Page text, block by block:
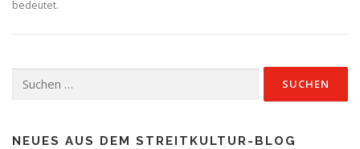
bedeutet.
nach:
NEUES AUS DEM STREITKULTUR-BLOG